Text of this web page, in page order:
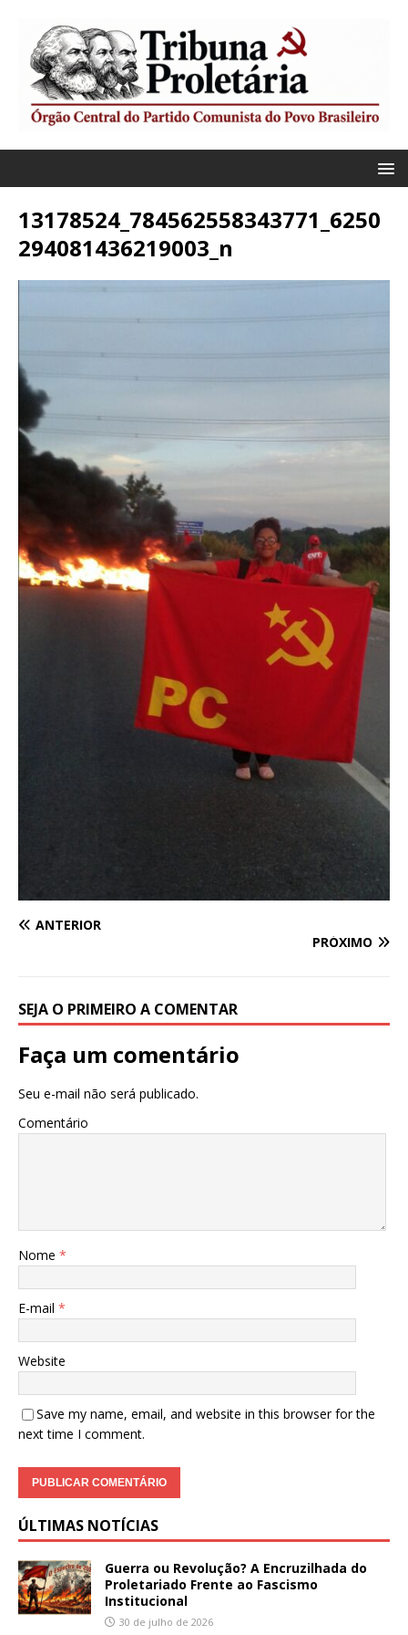
13178524_784562558343771_6250
294081436219003_n
ANTERIOR
PRÓXIMO
SEJA O PRIMEIRO A COMENTAR
Faça um comentário
Seu e-mail não será publicado.
Comentário
Nome *
E-mail *
Website
Save my name, email, and website in this browser for the
next time I comment.
ÚLTIMAS NOTÍCIAS
Guerra ou Revolução? A Encruzilhada do
Proletariado Frente ao Fascismo
Institucional
30 de julho de 2026